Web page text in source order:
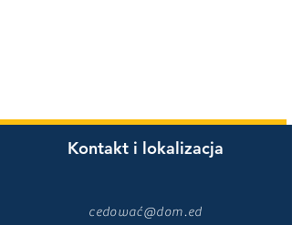
Kontakt i lokalizacja
cedować@dom.ed